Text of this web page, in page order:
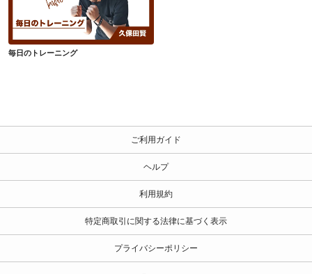
毎日のトレーニング
毎日のトレーニング
ご利用ガイド
ヘルプ
利用規約
特定商取引に関する法律に基づく表示
プライバシーポリシー